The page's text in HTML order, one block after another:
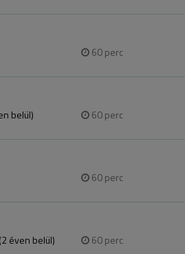
60perc
belül) 60perc
60perc
éven belül) 60perc